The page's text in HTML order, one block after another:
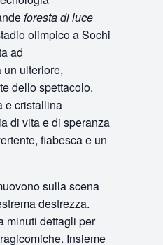
foresta di luce
olimpico a Sochi
ad
un ulteriore,
dello spettacolo.
e cristallina
di vita e di speranza
fiabesca e un
sulla scena
destrezza.
minuti dettagli per
Insieme